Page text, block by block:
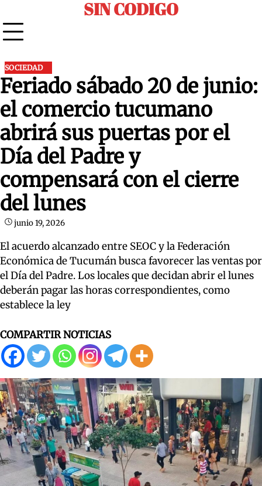
to
content
SIN CODIGO
SOCIEDAD
Feriado sábado 20 de junio:
el comercio tucumano
abrirá sus puertas por el
Día del Padre y
compensará con el cierre
del lunes
junio 19, 2026
El acuerdo alcanzado entre SEOC y la Federación
Económica de Tucumán busca favorecer las ventas por
el Día del Padre. Los locales que decidan abrir el lunes
deberán pagar las horas correspondientes, como
establece la ley
COMPARTIR NOTICIAS